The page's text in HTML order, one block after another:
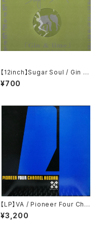
【12inch】Sugar Soul / Gin &
Lime
¥700
【LP】VA / Pioneer Four Cha
nnel Record
¥3,200